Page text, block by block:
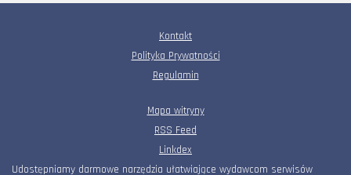
Kontakt
Polityka Prywatności
Regulamin
Mapa witryny
RSS Feed
Linkdex
Udostępniamy darmowe narzędzia ułatwiające wydawcom serwisów